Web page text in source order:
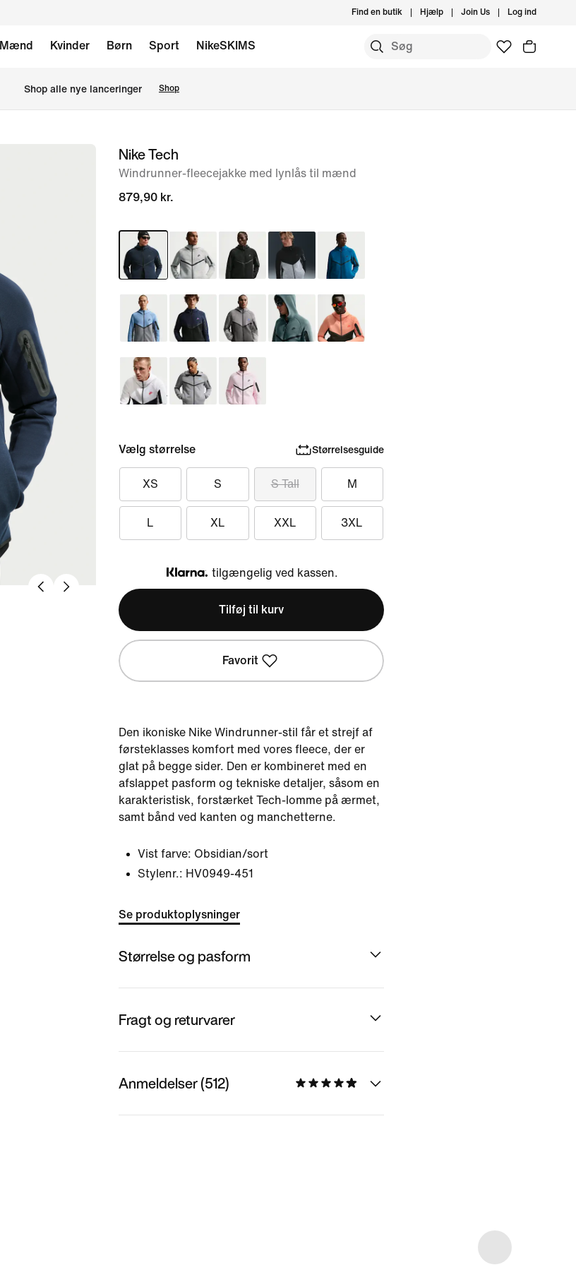
Find en butik Hjælp Join Us Log ind
Mænd Kvinder Børn Sport NikeSKIMS
Shop alle nye lanceringer Shop
billedeNike Tech
Windrunner-fleecejakke med lynlås til mænd
879,90 kr.
Vælg størrelse Størrelsesguide
XS S S Tall M
L XL XXL 3XL
Klarna
tilgængelig ved kassen.
Tilføj til kurv
Favorit
Den ikoniske Nike Windrunner-stil får et strejf af
førsteklasses komfort med vores fleece, der er
glat på begge sider. Den er kombineret med en
afslappet pasform og tekniske detaljer, såsom en
karakteristisk, forstærket Tech-lomme på ærmet,
samt bånd ved kanten og manchetterne.
Vist farve: Obsidian/sort
Stylenr.: HV0949-451
Se produktoplysninger
Størrelse og pasform
Fragt og returvarer
Anmeldelser (512)